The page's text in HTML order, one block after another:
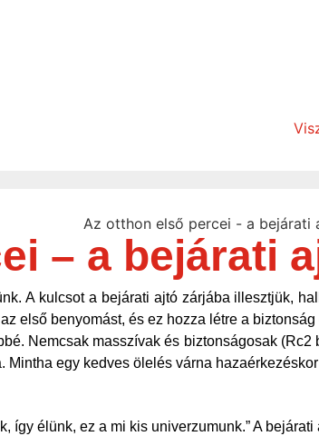
– a bejárati
A kulcsot a bejárati ajtó zárjába illesztjük,
első benyomást, és ez hozza létre a biztonság
Nemcsak masszívak és biztonságosak
egy kedves ölelés várna
így élünk, ez a mi kis univerzumunk.” A